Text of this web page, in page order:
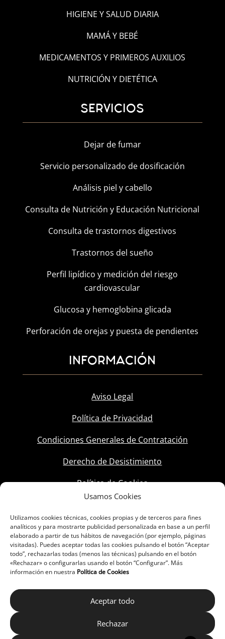
Usamos Cookies
Utilizamos cookies técnicas, cookies propias y de terceros para fines
analíticos y para mostrarte publicidad personalizada en base a un perfil
elaborado a partir de tus hábitos de navegación (por ejemplo, páginas
visitadas). Puedes aceptar todas las cookies pulsando el botón “Aceptar
todo”, rechazarlas todas (menos las técnicas) pulsando en el botón
«Rechazar» o configurarlas usando el botón “Configurar”. Más
información en nuestra Política de Cookies
Aceptar todo
Rechazar
HIGIENE Y SALUD DIARIA
MAMÁ Y BEBÉ
MEDICAMENTOS Y PRIMEROS AUXILIOS
NUTRICIÓN Y DIETÉTICA
SERVICIOS
Dejar de fumar
Servicio personalizado de dosificación
Análisis piel y cabello
Consulta de Nutrición y Educación Nutricional
Consulta de trastornos digestivos
Trastornos del sueño
Perfil lipídico y medición del riesgo
cardiovascular
Glucosa y hemoglobina glicada
Perforación de orejas y puesta de pendientes
INFORMACIÓN
Aviso Legal
Política de Privacidad
Condiciones Generales de Contratación
Derecho de Desistimiento
Política de Cookies